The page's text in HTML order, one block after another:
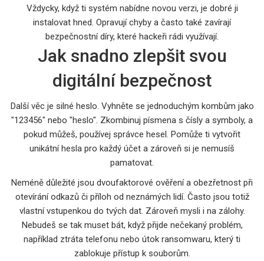
Vždycky, když ti systém nabídne novou verzi, je dobré ji
instalovat hned. Opravují chyby a často také zavírají
bezpečnostní díry, které hackeři rádi využívají.
Jak snadno zlepšit svou
digitální bezpečnost
Další věc je silné heslo. Vyhněte se jednoduchým kombům jako
"123456" nebo "heslo". Zkombinuj písmena s čísly a symboly, a
pokud můžeš, používej správce hesel. Pomůže ti vytvořit
unikátní hesla pro každý účet a zároveň si je nemusíš
pamatovat.
Neméně důležité jsou dvoufaktorové ověření a obezřetnost při
otevírání odkazů či příloh od neznámých lidí. Často jsou totiž
vlastní vstupenkou do tvých dat. Zároveň mysli i na zálohy.
Nebudeš se tak muset bát, když přijde nečekaný problém,
například ztráta telefonu nebo útok ransomwaru, který ti
zablokuje přístup k souborům.